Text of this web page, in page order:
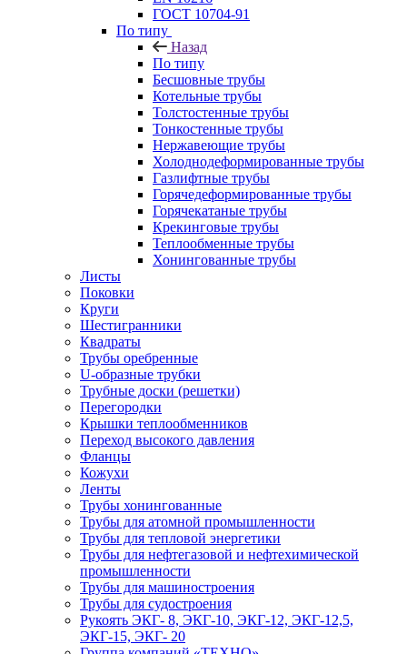
ГОСТ 10704-91
По типу
Назад
По типу
Бесшовные трубы
Котельные трубы
Толстостенные трубы
Тонкостенные трубы
Нержавеющие трубы
Холоднодеформированные трубы
Газлифтные трубы
Горячедеформированные трубы
Горячекатаные трубы
Крекинговые трубы
Теплообменные трубы
Хонингованные трубы
Листы
Поковки
Круги
Шестигранники
Квадраты
Трубы оребренные
U-образные трубки
Трубные доски (решетки)
Перегородки
Крышки теплообменников
Переход высокого давления
Фланцы
Кожухи
Ленты
Трубы хонингованные
Трубы для атомной промышленности
Трубы для тепловой энергетики
Трубы для нефтегазовой и нефтехимической
промышленности
Трубы для машиностроения
Трубы для судостроения
Рукоять ЭКГ- 8, ЭКГ-10, ЭКГ-12, ЭКГ-12,5,
ЭКГ-15, ЭКГ- 20